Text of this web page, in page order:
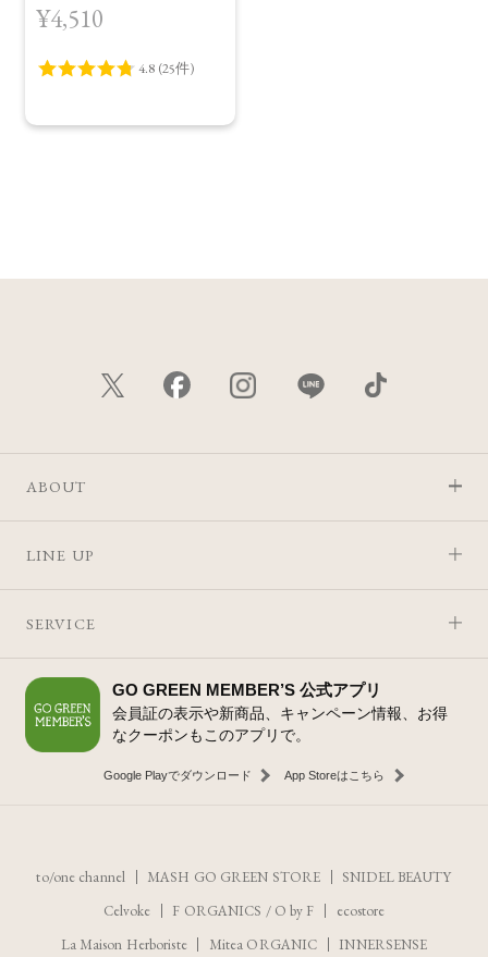
品＞
¥4,510
ABOUT
LINE UP
SERVICE
GO GREEN MEMBER’S 公式アプリ
会員証の表示や新商品、キャンペーン情報、お得
なクーポンもこのアプリで。
Google Playでダウンロード App Storeはこちら
to/one channel MASH GO GREEN STORE
SNIDEL BEAUTY
Celvoke
F ORGANICS / O by F
ecostore
La Maison Herboriste
Mitea ORGANIC INNERSENSE